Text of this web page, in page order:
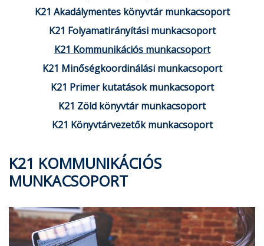
K21 Akadálymentes könyvtár munkacsoport
K21 Folyamatirányítási munkacsoport
K21 Kommunikációs munkacsoport
K21 Minőségkoordinálási munkacsoport
K21 Primer kutatások munkacsoport
K21 Zöld könyvtár munkacsoport
K21 Könyvtárvezetők munkacsoport
K21 KOMMUNIKÁCIÓS
MUNKACSOPORT